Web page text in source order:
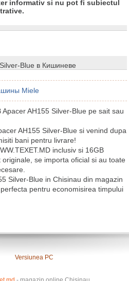
informativ si nu pot fi subiectul
Blue в Кишиневе
Miele
AH155 Silver-Blue pe sait sau
AH155 Silver-Blue si venind dupa
bani pentru livrare!
inclusiv si 16GB
se importa oficial si au toate
Silver-Blue in Chisinau din magazin
pentru economisirea timpului
Versiunea PC